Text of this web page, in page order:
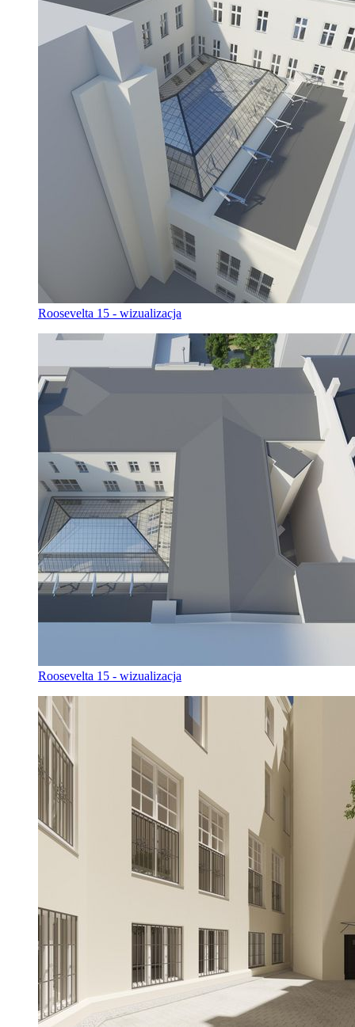
Roosevelta 15 - wizualizacja
Roosevelta 15 - wizualizacja